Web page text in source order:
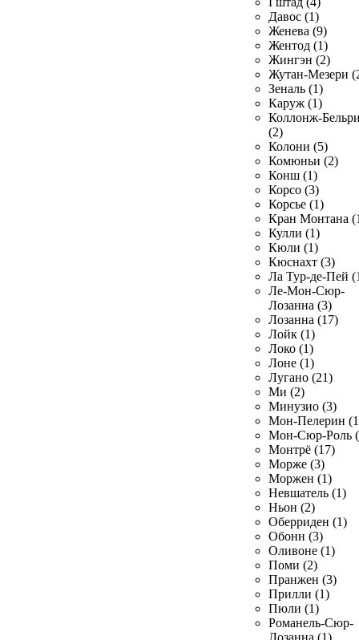
Давос (1)
Женева (9)
Жентод (1)
Жингэн (2)
Жутан-Мезери
Зеналь (1)
Каруж (1)
Коллонж-
(2)
Колони (5)
Комюньи (2)
Конш (1)
Корсо (3)
Корсье (1)
Кран Монтана
Кулли (1)
Кюли (1)
Кюснахт (3)
Ла Тур-де-Пей
Ле-Мон-Сюр-
Лозанна (3)
Лозанна (17)
Лойк (1)
Локо (1)
Лоне (1)
Лугано (21)
Ми (2)
Минузио (3)
Мон-Пелерин
Мон-Сюр-Роль
Монтрё (17)
Морже (3)
Моржен (1)
Невшатель (1)
Ньон (2)
Оберриден (1)
Обонн (3)
Оливоне (1)
Поми (2)
Пранжен (3)
Прилли (1)
Пюли (1)
Романель-Сюр-
Лозанна (1)